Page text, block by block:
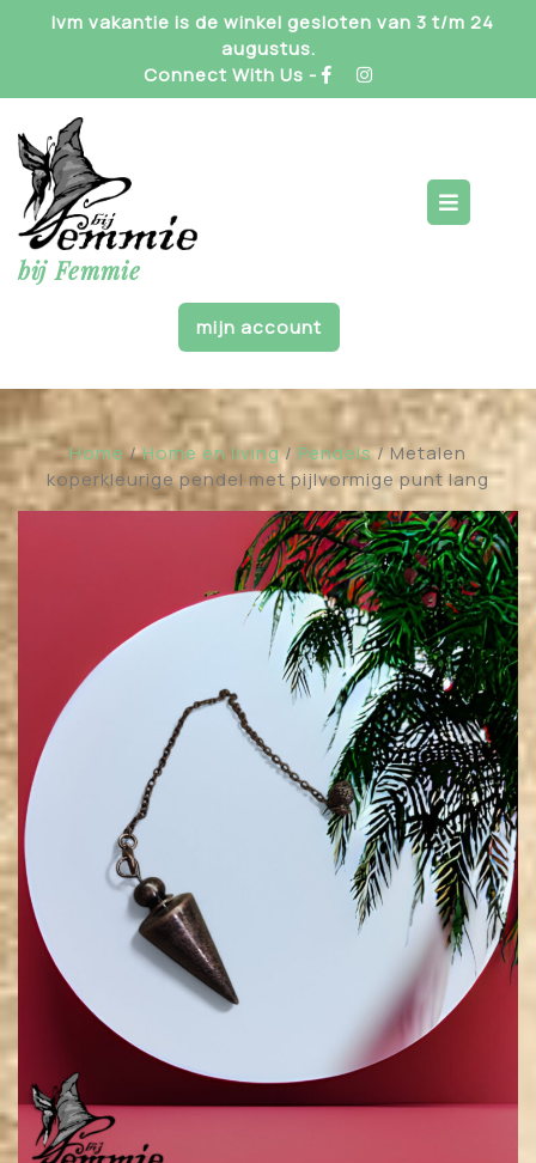
Ivm vakantie is de winkel gesloten van 3 t/m 24
augustus.
Connect With Us -
bij Femmie
mijn account
Home/Home en living/ Pendels/ Metalen
koperkleurige pendel met pijlvormige punt lang